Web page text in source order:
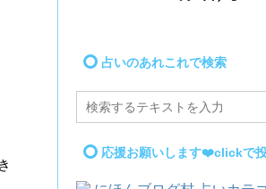
占いのあれこれで検索
応援お願いします❤️clickで